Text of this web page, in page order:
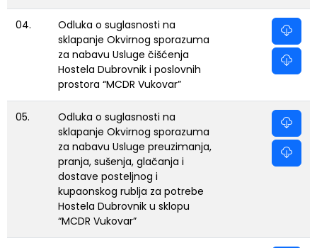
04.
Odluka o suglasnosti na
sklapanje Okvirnog sporazuma
za nabavu Usluge čišćenja
Hostela Dubrovnik i poslovnih
prostora “MCDR Vukovar”
05.
Odluka o suglasnosti na
sklapanje Okvirnog sporazuma
za nabavu Usluge preuzimanja,
pranja, sušenja, glačanja i
dostave posteljnog i
kupaonskog rublja za potrebe
Hostela Dubrovnik u sklopu
“MCDR Vukovar”